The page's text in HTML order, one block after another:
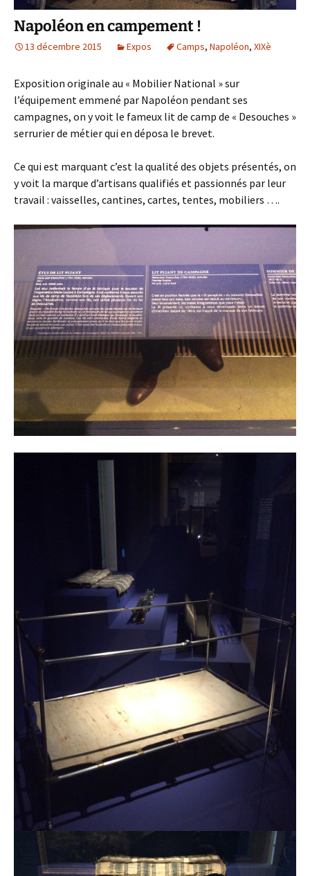
Napoléon en campement !
13 décembre 2015 Expos Camps, Napoléon, XIXè
Exposition originale au « Mobilier National » sur
l’équipement emmené par Napoléon pendant ses
campagnes, on y voit le fameux lit de camp de « Desouches »
serrurier de métier qui en déposa le brevet.
Ce qui est marquant c’est la qualité des objets présentés, on
y voit la marque d’artisans qualifiés et passionnés par leur
travail : vaisselles, cantines, cartes, tentes, mobiliers ….